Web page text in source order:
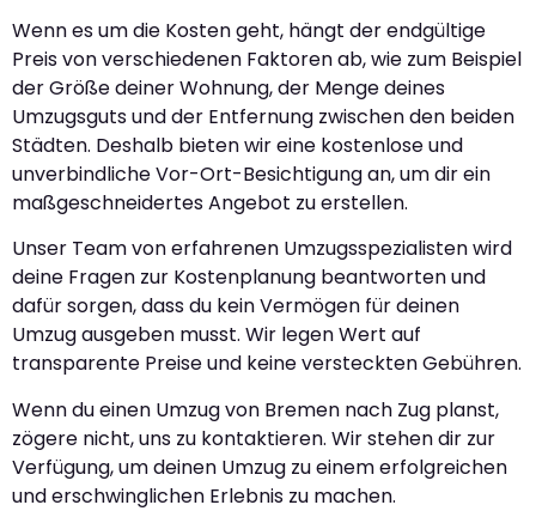
Wenn es um die Kosten geht, hängt der endgültige
Preis von verschiedenen Faktoren ab, wie zum Beispiel
der Größe deiner Wohnung, der Menge deines
Umzugsguts und der Entfernung zwischen den beiden
Städten. Deshalb bieten wir eine kostenlose und
unverbindliche Vor-Ort-Besichtigung an, um dir ein
maßgeschneidertes Angebot zu erstellen.
Unser Team von erfahrenen Umzugsspezialisten wird
deine Fragen zur Kostenplanung beantworten und
dafür sorgen, dass du kein Vermögen für deinen
Umzug ausgeben musst. Wir legen Wert auf
transparente Preise und keine versteckten Gebühren.
Wenn du einen Umzug von Bremen nach Zug planst,
zögere nicht, uns zu kontaktieren. Wir stehen dir zur
Verfügung, um deinen Umzug zu einem erfolgreichen
und erschwinglichen Erlebnis zu machen.